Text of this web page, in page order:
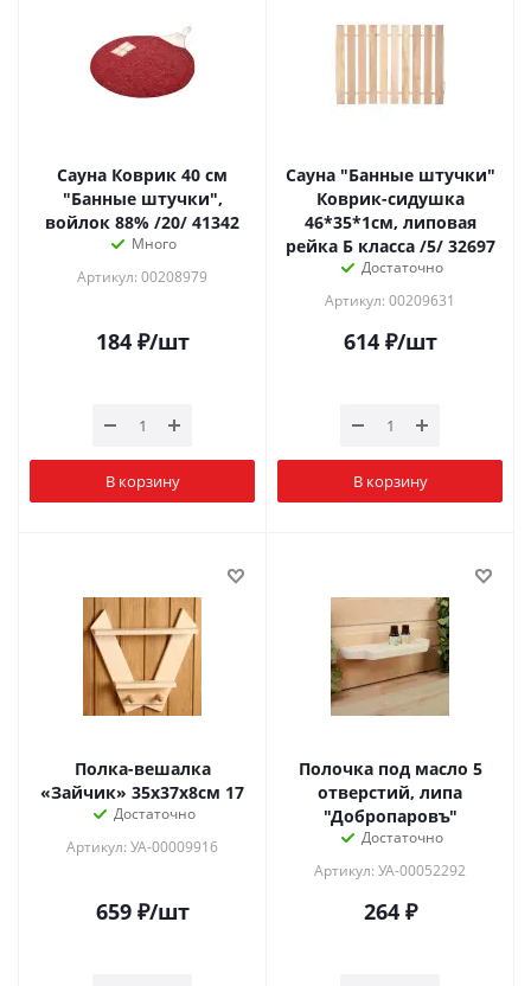
Сауна Коврик 40 см
"Банные штучки",
войлок 88% /20/ 41342
Много
Артикул: 00208979
184₽/шт
В корзину
Сауна "Банные штучки"
Коврик-сидушка
46*35*1см, липовая
рейка Б класса /5/ 32697
Достаточно
Артикул: 00209631
614₽/шт
В корзину
Полка-вешалка
«Зайчик» 35х37х8см 17
Достаточно
Артикул: УА-00009916
659₽/шт
Полочка под масло 5
отверстий, липа
"Добропаровъ"
Достаточно
Артикул: УА-00052292
264₽